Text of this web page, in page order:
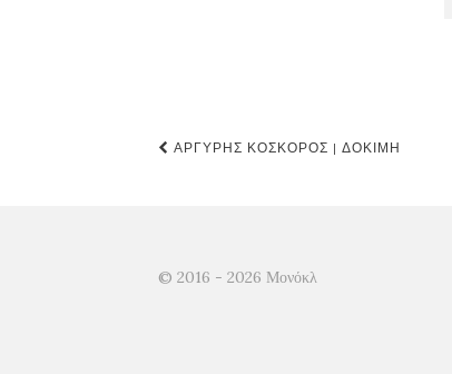
Post
ΑΡΓΎΡΗΣ ΚΌΣΚΟΡΟΣ | ΔΟΚΙΜΉ